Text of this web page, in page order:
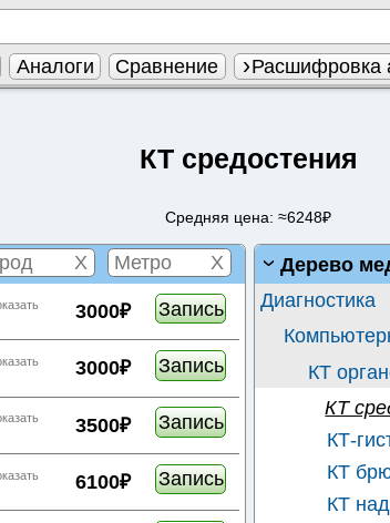
Аналоги Сравнение Расшифровка
КТ средостения
Средняя цена: ≈6248₽
X X
Запись
3000₽
Запись
3000₽
Запись
3500₽
Запись
6100₽
Дерево
Диагностика
КТ
КТ
КТ-
КТ
КТ